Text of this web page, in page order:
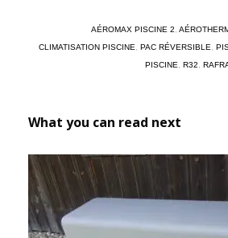
AÉROMAX PISCINE 2
CLIMATISATION PISCINE
PAC RÉVERSIBLE
PISCINE
R32
What you can read next